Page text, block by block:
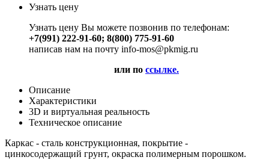
Узнать цену
Узнать цену Вы можете позвонив по телефонам:
+7(991) 222-91-60; 8(800) 775-91-60
написав нам на почту info-mos@pkmig.ru
или по ссылке.
Описание
Характеристики
3D и виртуальная реальность
Техническое описание
Каркас - сталь конструкционная, покрытие -
цинкосодержащий грунт, окраска полимерным порошком.